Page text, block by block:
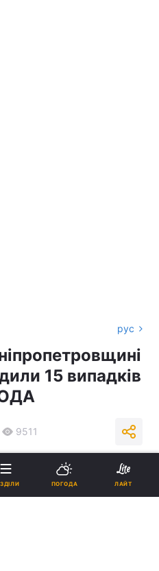
рус
15 випадків
ОДА
9511
на нас в Google
ПОГОДА ЛАЙТ